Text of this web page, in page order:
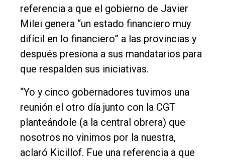
referencia a que el gobierno de Javier
Milei genera “un estado financiero muy
difícil en lo financiero” a las provincias y
después presiona a sus mandatarios para
que respalden sus iniciativas.
“Yo y cinco gobernadores tuvimos una
reunión el otro día junto con la CGT
planteándole (a la central obrera) que
nosotros no vinimos por la nuestra,
aclaró Kicillof. Fue una referencia a que